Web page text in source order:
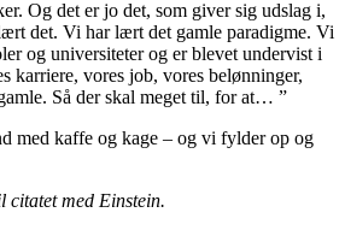
Og det er jo det, som giver sig udslag i,
det. Vi har lært det gamle paradigme. Vi
og universiteter og er blevet undervist i
karriere, vores job, vores belønninger,
Så der skal meget til, for at… ”
med kaffe og kage – og vi fylder op og
citatet med Einstein.